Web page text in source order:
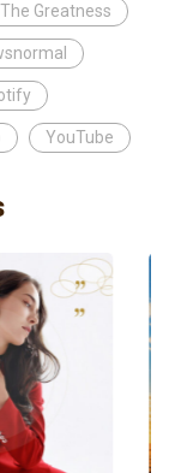
The Greatness
YouTube